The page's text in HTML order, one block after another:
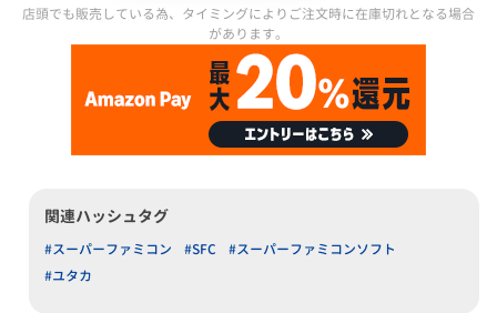
店頭でも販売している為、タイミングによりご注文時に在庫切れとなる場合
があります。
関連ハッシュタグ
#スーパーファミコン #SFC
#スーパーファミコンソフト
#ユタカ